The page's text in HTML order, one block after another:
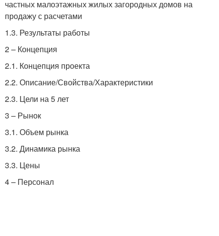
частных малоэтажных жилых загородных домов на
продажу с расчетами
1.3. Результаты работы
2 – Концепция
2.1. Концепция проекта
2.2. Описание/Свойства/Характеристики
2.3. Цели на 5 лет
3 – Рынок
3.1. Объем рынка
3.2. Динамика рынка
3.3. Цены
4 – Персонал